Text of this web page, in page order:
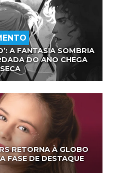
A FANTASIA SOMBRIA
DO ANO CHEGA
RETORNA À GLOBO
FASE DE DESTAQUE